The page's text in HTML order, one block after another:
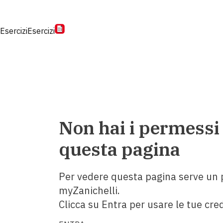
EserciziEsercizi
Non hai i
questa pagina
Per vedere questa pagina serve un
myZanichelli.
Clicca su Entra per usare le tue